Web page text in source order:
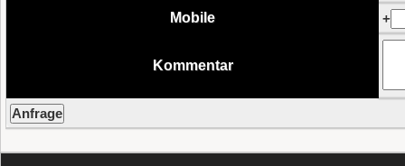
Mobile
+
Kommentar